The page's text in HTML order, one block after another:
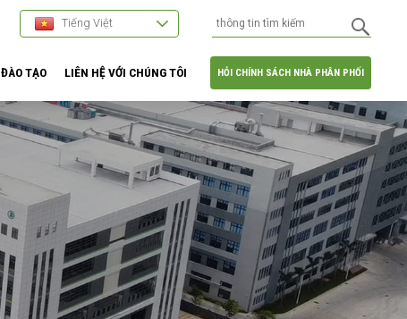
Tiếng Việt
HỎI CHÍNH SÁCH NHÀ PHÂN PHỐI
ĐÀO TẠO LIÊN HỆ VỚI CHÚNG TÔI